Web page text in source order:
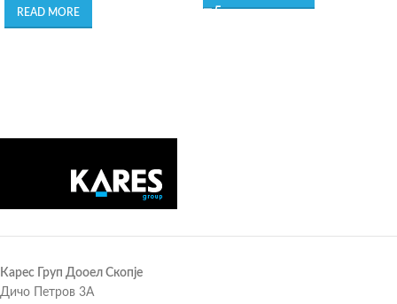
READ MORE
Карес Груп Дооел Скопје
Дичо Петров 3А